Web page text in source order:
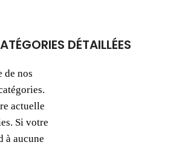
DÉTAILLÉES
de nos
actuelle
Si votre
à aucune